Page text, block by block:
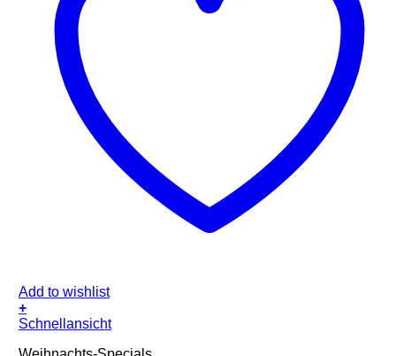
Add to wishlist
+
Schnellansicht